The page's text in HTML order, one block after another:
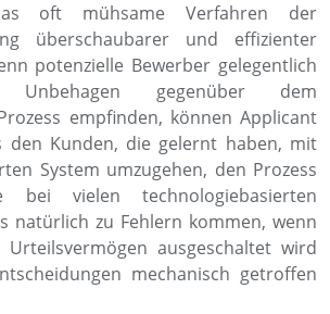
oft mühsame Verfahren der
überschaubarer und effizienter
potenzielle Bewerber gelegentlich
gegenüber dem
empfinden, können Applicant
den Kunden, die gelernt haben, mit
System umzugehen, den Prozess
bei vielen technologiebasierten
natürlich zu Fehlern kommen, wenn
Urteilsvermögen ausgeschaltet wird
mechanisch getroffen